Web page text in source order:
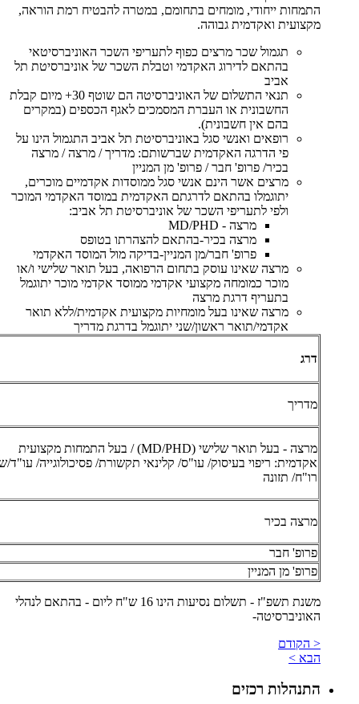
התמחות ייחודי, מומחים בתחומם, במטרה להבטיח רמת הוראה,
מקצועית ואקדמית גבוהה.
תגמול שכר מרצים כפוף לתעריפי השכר האוניברסיטאי
בהתאם לדירוג האקדמי וטבלת השכר של אוניברסיטת תל
אביב
תנאי התשלום של האוניברסיטה הם שוטף 30+ מיום קבלת
החשבונית או העברת המסמכים לאגף הכספים (במקרים
בהם אין חשבונית).
רופאים ואנשי סגל באוניברסיטת תל אביב התגמול הינו על
פי הדרגה האקדמית שברשותם: מדריך / מרצה / מרצה
בכיר/ פרופ' חבר / פרופ' מן המניין
מרצים אשר הינם אנשי סגל ממוסדות אקדמיים מוכרים,
יתוגמלו בהתאם לדרגתם האקדמית במוסד האקדמי המוכר
ולפי לתעריפי השכר של אוניברסיטת תל אביב:
מרצה - MD/PHD
מרצה בכיר-בהתאם להצהרתו בטופס
פרופ' חבר/מן המניין-בדיקה מול המוסד האקדמי
מרצה שאינו עוסק בתחום הרפואה, בעל תואר שלישי ו/או
מוכר כמומחה מקצועי אקדמי ממוסד אקדמי מוכר יתוגמל
בתעריף דרגת מרצה
מרצה שאינו בעל מומחיות מקצועית אקדמית/ללא תואר
אקדמי/תואר ראשון/שני יתוגמל בדרגת מדריך
דרג
מדריך
מרצה - בעל תואר שלישי (MD/PHD) / בעל התמחות מקצועית
אקדמית: ריפוי בעיסוק/ עו"ס/ קלינאי תקשורת/ פסיכולוגייה/ עו"ד/
רו"ח/ תזונה
מרצה בכיר
פרופ' חבר
פרופ' מן המניין
משנת תשפ"ז - תשלום נסיעות הינו 16 ש"ח ליום - בהתאם לנהלי
האוניברסיטה-
< הקודם
הבא >
התנהלות רכזים